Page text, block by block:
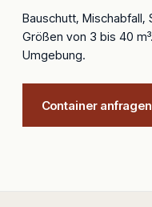
Bauschutt, Mischabfall,
Größen von 3 bis 40
Umgebung.
Container anfragen